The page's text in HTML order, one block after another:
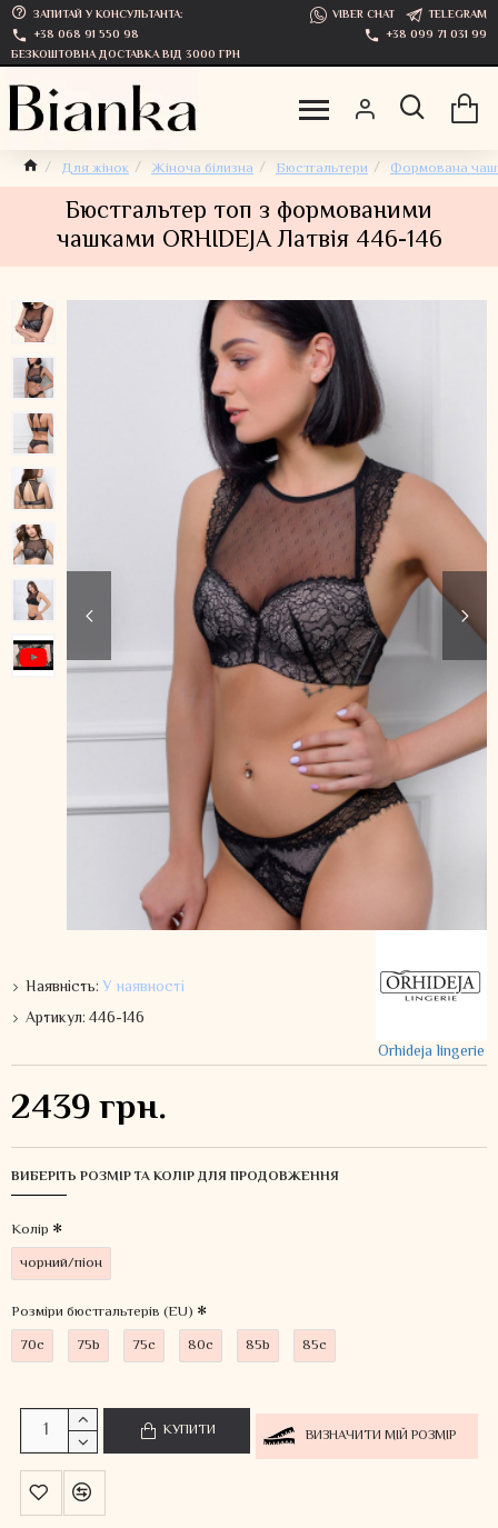
ЗАПИТАЙ У КОНСУЛЬТАНТА: VIBER CHAT
TELEGRAM
+38 068 91 550 98
+38 099 71 031 99
БЕЗКОШТОВНА ДОСТАВКА ВІД 3000 ГРН
Для жінок Жіноча білизна Бюстгальтери Формована
Бюстгальтер топ з формованими
чашками ORHIDEJA Латвія 446-146
Наявність:У наявності
Артикул:446-146
Orhideja lingerie
2439 грн.
ВИБЕРІТЬ РОЗМІР ТА КОЛІР ДЛЯ ПРОДОВЖЕННЯ
Колiр
чорний/піон
Розміри бюстгальтерів (EU)
70c
75b 75c 80c 85b 85c
КУПИТИ ВИЗНАЧИТИ МІЙ РОЗМІР